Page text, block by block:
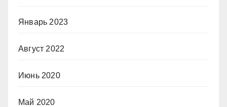
Январь 2023
Август 2022
Июнь 2020
Май 2020